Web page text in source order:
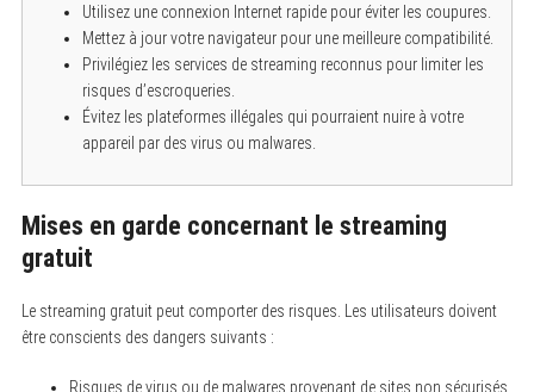
Utilisez une connexion Internet rapide pour éviter les coupures.
Mettez à jour votre navigateur pour une meilleure compatibilité.
Privilégiez les services de streaming reconnus pour limiter les
risques d’escroqueries.
Évitez les plateformes illégales qui pourraient nuire à votre
appareil par des virus ou malwares.
Mises en garde concernant le streaming
gratuit
Le streaming gratuit peut comporter des risques. Les utilisateurs doivent
être conscients des dangers suivants :
Risques de virus ou de malwares provenant de sites non sécurisés.
c
h
f
o
r
: